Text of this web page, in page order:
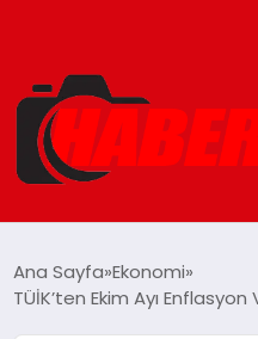
Ana Sayfa Ekonomi
TÜİK’ten Ekim Ayı